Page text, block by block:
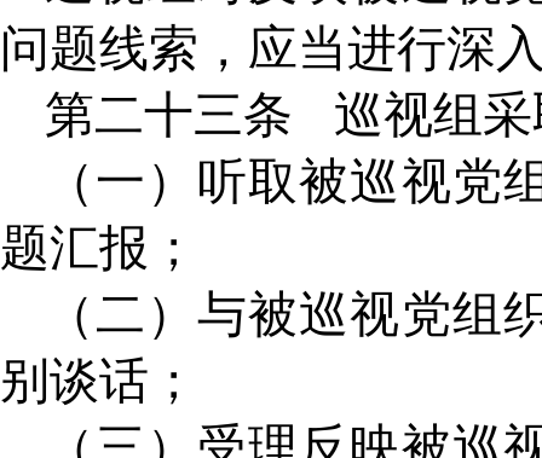
问题线索，应当进行深
第二十三条
巡视组
（一）听取被巡视党
题汇报；
（二）与被巡视党组
别谈话；